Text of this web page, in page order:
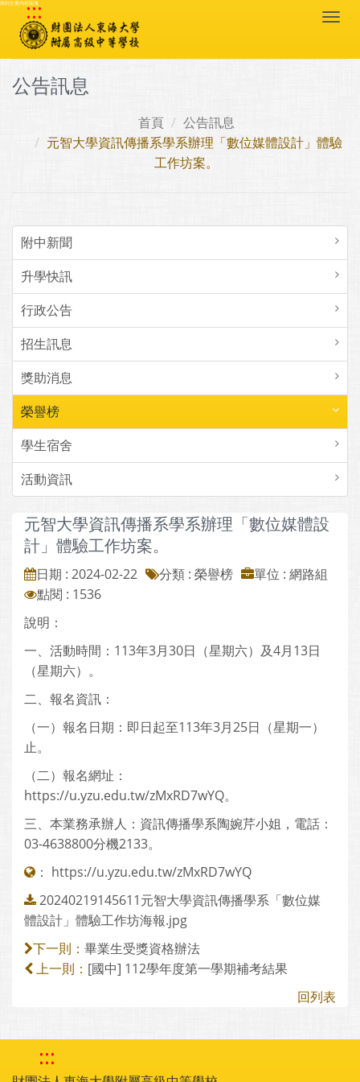
跳到主要內容區塊
:::
公告訊息
首頁
公告訊息
元智大學資訊傳播系學系辦理「數位媒體設計」體驗
工作坊案。
附中新聞
升學快訊
行政公告
招生訊息
獎助消息
榮譽榜
學生宿舍
活動資訊
元智大學資訊傳播系學系辦理「數位媒體設
計」體驗工作坊案。
日期 : 2024-02-22 分類 : 榮譽榜
單位 : 網路組
點閱 : 1536
說明：
一、活動時間：113年3月30日（星期六）及4月13日
（星期六）。
二、報名資訊：
（一）報名日期：即日起至113年3月25日（星期一）
止。
（二）報名網址：
https://u.yzu.edu.tw/zMxRD7wYQ。
三、本業務承辦人：資訊傳播學系陶婉芹小姐，電話：
03-4638800分機2133。
： https://u.yzu.edu.tw/zMxRD7wYQ
20240219145611元智大學資訊傳播學系「數位媒
體設計」體驗工作坊海報.jpg
下一則： 畢業生受獎資格辦法
上一則： [國中] 112學年度第一學期補考結果
回列表
:::